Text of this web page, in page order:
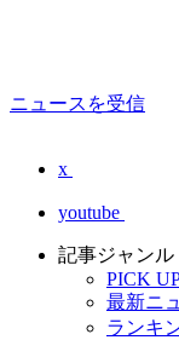
ニュースを受信
x
youtube
記事ジャンル
PICK
最新ニ
ランキ